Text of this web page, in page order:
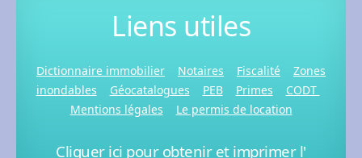
Liens utiles
Dictionnaire immobilier Notaires Fiscalité
Zones
inondables
Géocatalogues PEB Primes
CODT
Mentions légales
Le permis de location
Cliquer ici pour obtenir et imprimer l'